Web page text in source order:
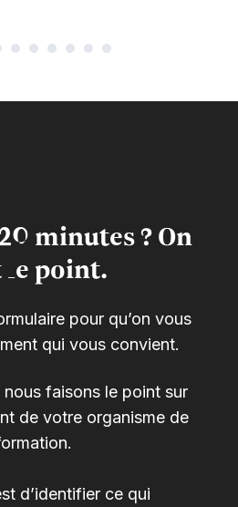
minutes ? On
point.
pour qu’on vous
qui vous convient.
nous faisons le point sur
de votre organisme de
d’identifier ce qui